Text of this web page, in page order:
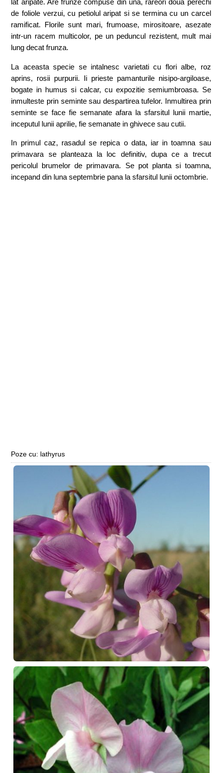
lat aripate. Are frunze compuse din una, rareori doua perechi
de foliole verzui, cu petiolul aripat si se termina cu un carcel
ramificat. Florile sunt mari, frumoase, mirositoare, asezate
intr-un racem multicolor, pe un peduncul rezistent, mult mai
lung decat frunza.
La aceasta specie se intalnesc varietati cu flori albe, roz
aprins, rosii purpurii. Ii prieste pamanturile nisipo-argiloase,
bogate in humus si calcar, cu expozitie semiumbroasa. Se
inmulteste prin seminte sau despartirea tufelor. Inmultirea prin
seminte se face fie semanate afara la sfarsitul lunii martie,
inceputul lunii aprilie, fie semanate in ghivece sau cutii.
In primul caz, rasadul se repica o data, iar in toamna sau
primavara se planteaza la loc definitiv, dupa ce a trecut
pericolul brumelor de primavara. Se pot planta si toamna,
incepand din luna septembrie pana la sfarsitul lunii octombrie.
Poze cu: lathyrus